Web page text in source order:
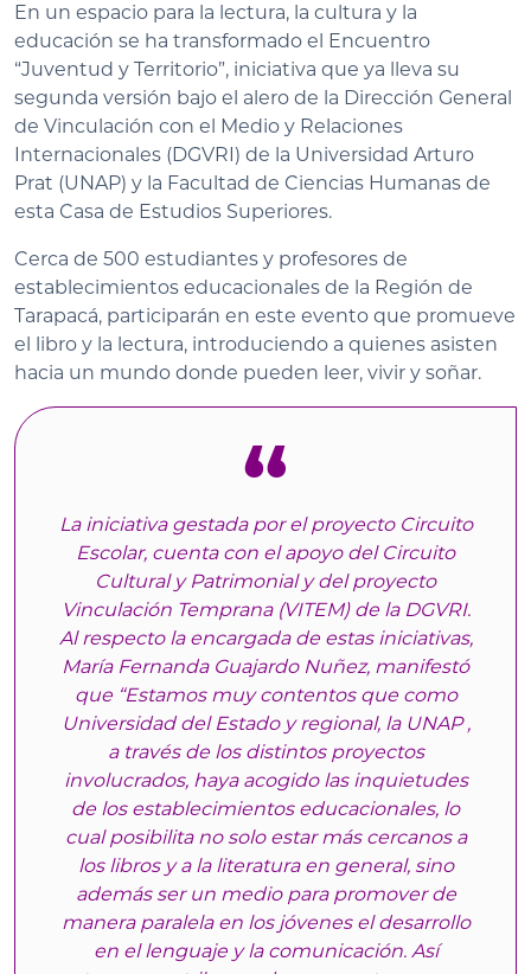
En un espacio para la lectura, la cultura y la
educación se ha transformado el Encuentro
“Juventud y Territorio”, iniciativa que ya lleva su
segunda versión bajo el alero de la Dirección General
de Vinculación con el Medio y Relaciones
Internacionales (DGVRI) de la Universidad Arturo
Prat (UNAP) y la Facultad de Ciencias Humanas de
esta Casa de Estudios Superiores.
Cerca de 500 estudiantes y profesores de
establecimientos educacionales de la Región de
Tarapacá, participarán en este evento que promueve
el libro y la lectura, introduciendo a quienes asisten
hacia un mundo donde pueden leer, vivir y soñar.
La iniciativa gestada por el proyecto Circuito
Escolar, cuenta con el apoyo del Circuito
Cultural y Patrimonial y del proyecto
Vinculación Temprana (VITEM) de la DGVRI.
Al respecto la encargada de estas iniciativas,
María Fernanda Guajardo Nuñez, manifestó
que “Estamos muy contentos que como
Universidad del Estado y regional, la UNAP ,
a través de los distintos proyectos
involucrados, haya acogido las inquietudes
de los establecimientos educacionales, lo
cual posibilita no solo estar más cercanos a
los libros y a la literatura en general, sino
además ser un medio para promover de
manera paralela en los jóvenes el desarrollo
en el lenguaje y la comunicación. Así